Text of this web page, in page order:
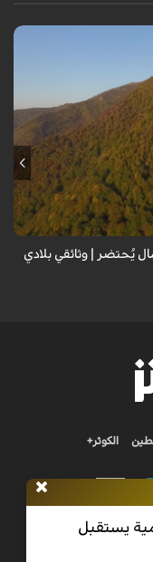
الطبيعية في إيران، يحذر
تنهش بجسم
يُحتضر | وثائقي بلادي
يستقبل
الكوثر+
Nilesat